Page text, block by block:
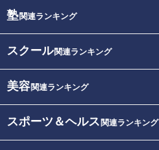
塾関連ランキング
スクール関連ランキング
美容関連ランキング
スポーツ＆ヘルス 関連ランキング